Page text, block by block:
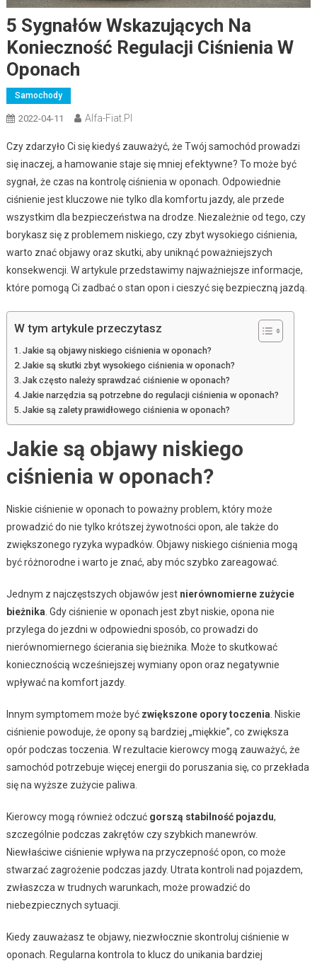
5 Sygnałów Wskazujących Na
Konieczność Regulacji Ciśnienia W
Oponach
Samochody
2022-04-11 Alfa-Fiat.pl
Czy zdarzyło Ci się kiedyś zauważyć, że Twój samochód prowadzi
się inaczej, a hamowanie staje się mniej efektywne? To może być
sygnał, że czas na kontrolę ciśnienia w oponach. Odpowiednie
ciśnienie jest kluczowe nie tylko dla komfortu jazdy, ale przede
wszystkim dla bezpieczeństwa na drodze. Niezależnie od tego, czy
borykasz się z problemem niskiego, czy zbyt wysokiego ciśnienia,
warto znać objawy oraz skutki, aby uniknąć poważniejszych
konsekwencji. W artykule przedstawimy najważniejsze informacje,
które pomogą Ci zadbać o stan opon i cieszyć się bezpieczną jazdą.
W tym artykule przeczytasz
Jakie są objawy niskiego ciśnienia w oponach?
Jakie są skutki zbyt wysokiego ciśnienia w oponach?
Jak często należy sprawdzać ciśnienie w oponach?
Jakie narzędzia są potrzebne do regulacji ciśnienia w oponach?
Jakie są zalety prawidłowego ciśnienia w oponach?
Jakie są objawy niskiego
ciśnienia w oponach?
Niskie ciśnienie w oponach to poważny problem, który może
prowadzić do nie tylko krótszej żywotności opon, ale także do
zwiększonego ryzyka wypadków. Objawy niskiego ciśnienia mogą
być różnorodne i warto je znać, aby móc szybko zareagować.
Jednym z najczęstszych objawów jest nierównomierne zużycie
bieżnika . Gdy ciśnienie w oponach jest zbyt niskie, opona nie
przylega do jezdni w odpowiedni sposób, co prowadzi do
nierównomiernego ścierania się bieżnika. Może to skutkować
koniecznością wcześniejszej wymiany opon oraz negatywnie
wpływać na komfort jazdy.
Innym symptomem może być zwiększone opory toczenia . Niskie
ciśnienie powoduje, że opony są bardziej „miękkie”, co zwiększa
opór podczas toczenia. W rezultacie kierowcy mogą zauważyć, że
samochód potrzebuje więcej energii do poruszania się, co przekłada
się na wyższe zużycie paliwa.
Kierowcy mogą również odczuć gorszą stabilność pojazdu,
szczególnie podczas zakrętów czy szybkich manewrów.
Niewłaściwe ciśnienie wpływa na przyczepność opon, co może
stwarzać zagrożenie podczas jazdy. Utrata kontroli nad pojazdem,
zwłaszcza w trudnych warunkach, może prowadzić do
niebezpiecznych sytuacji.
Kiedy zauważasz te objawy, niezwłocznie skontroluj ciśnienie w
oponach. Regularna kontrola to klucz do unikania bardziej